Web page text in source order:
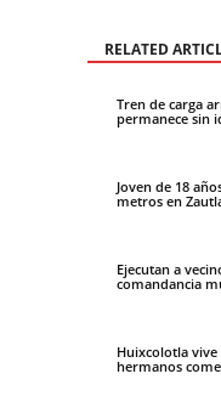
RELATED
Tren de carga
permanece sin
Joven de 18
metros en
Ejecutan a
comandancia
Huixcolotla
hermanos